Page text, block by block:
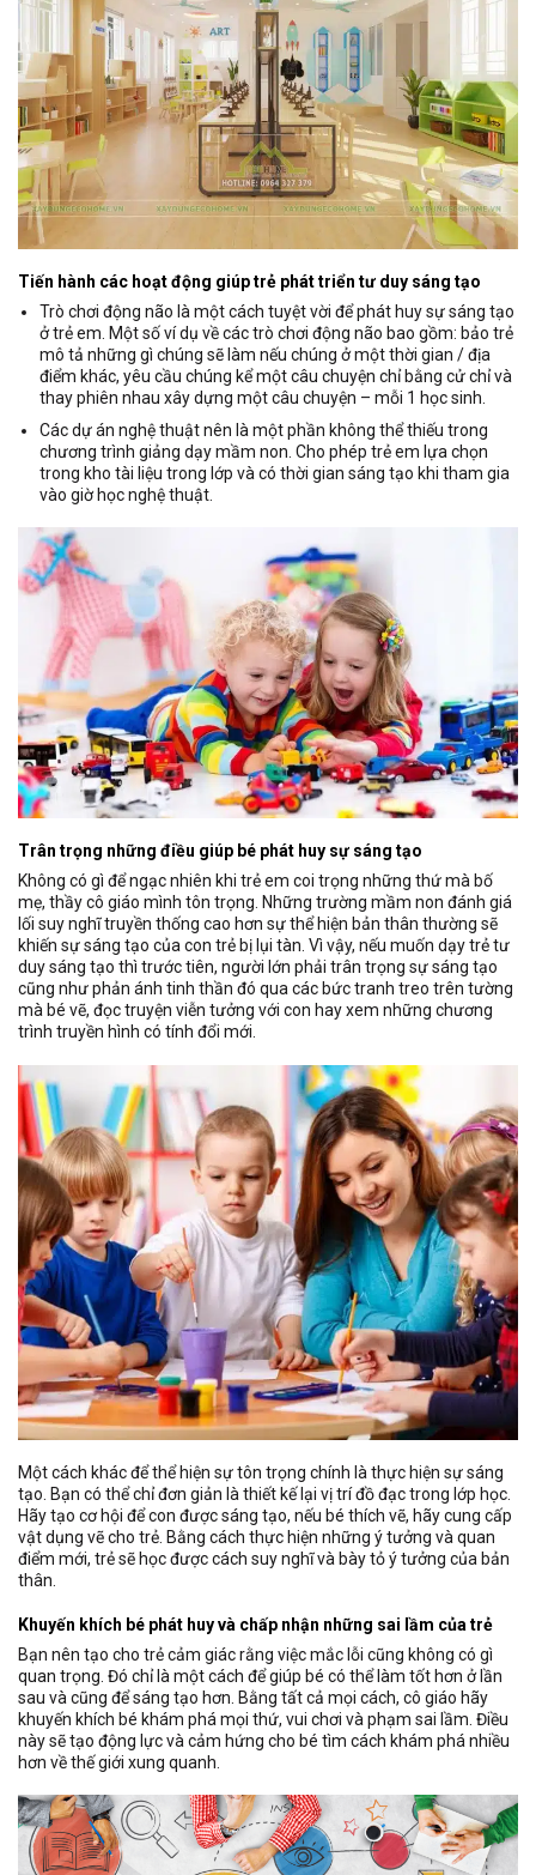
Tiến hành các hoạt động giúp trẻ phát triển tư duy sáng tạo
Trò chơi động não là một cách tuyệt vời để phát huy sự sáng tạo
ở trẻ em. Một số ví dụ về các trò chơi động não bao gồm: bảo trẻ
mô tả những gì chúng sẽ làm nếu chúng ở một thời gian / địa
điểm khác, yêu cầu chúng kể một câu chuyện chỉ bằng cử chỉ và
thay phiên nhau xây dựng một câu chuyện – mỗi 1 học sinh.
Các dự án nghệ thuật nên là một phần không thể thiếu trong
chương trình giảng dạy mầm non. Cho phép trẻ em lựa chọn
trong kho tài liệu trong lớp và có thời gian sáng tạo khi tham gia
vào giờ học nghệ thuật.
Trân trọng những điều giúp bé phát huy sự sáng tạo
Không có gì để ngạc nhiên khi trẻ em coi trọng những thứ mà bố
mẹ, thầy cô giáo mình tôn trọng. Những trường mầm non đánh giá
lối suy nghĩ truyền thống cao hơn sự thể hiện bản thân thường sẽ
khiến sự sáng tạo của con trẻ bị lụi tàn. Vì vậy, nếu muốn dạy trẻ tư
duy sáng tạo thì trước tiên, người lớn phải trân trọng sự sáng tạo
cũng như phản ánh tinh thần đó qua các bức tranh treo trên tường
mà bé vẽ, đọc truyện viễn tưởng với con hay xem những chương
trình truyền hình có tính đổi mới.
Một cách khác để thể hiện sự tôn trọng chính là thực hiện sự sáng
tạo. Bạn có thể chỉ đơn giản là thiết kế lại vị trí đồ đạc trong lớp học.
Hãy tạo cơ hội để con được sáng tạo, nếu bé thích vẽ, hãy cung cấp
vật dụng vẽ cho trẻ. Bằng cách thực hiện những ý tưởng và quan
điểm mới, trẻ sẽ học được cách suy nghĩ và bày tỏ ý tưởng của bản
thân.
Khuyến khích bé phát huy và chấp nhận những sai lầm của trẻ
Bạn nên tạo cho trẻ cảm giác rằng việc mắc lỗi cũng không có gì
quan trọng. Đó chỉ là một cách để giúp bé có thể làm tốt hơn ở lần
sau và cũng để sáng tạo hơn. Bằng tất cả mọi cách, cô giáo hãy
khuyến khích bé khám phá mọi thứ, vui chơi và phạm sai lầm. Điều
này sẽ tạo động lực và cảm hứng cho bé tìm cách khám phá nhiều
hơn về thế giới xung quanh.